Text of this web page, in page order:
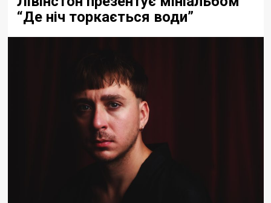
“Де ніч торкається води”